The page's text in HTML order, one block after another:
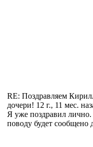
RE: Поздравляем
дочери! 12 г., 11 мес.
Я уже поздравил
поводу будет сообщено